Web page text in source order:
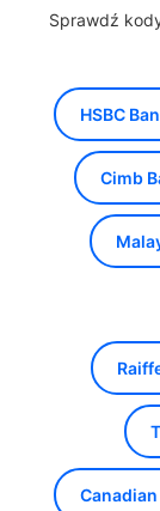
Sprawdź
HSBC
Cimb